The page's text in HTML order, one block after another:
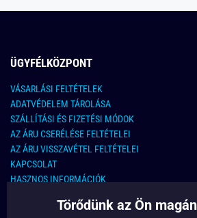
ÜGYFÉLKÖZPONT
VÁSARLÁSI FELTÉTELEK
ADATVÉDELEM TÁROLÁSA
SZÁLLÍTÁSI ÉS FIZETÉSI MÓDOK
AZ ÁRU CSERÉLÉSE FELTÉTELEI
AZ ÁRU VISSZAVÉTEL FELTÉTELEI
KAPCSOLAT
HASZNOS INFORMÁCIÓK
KAPCSOLATTörődünk az Ön